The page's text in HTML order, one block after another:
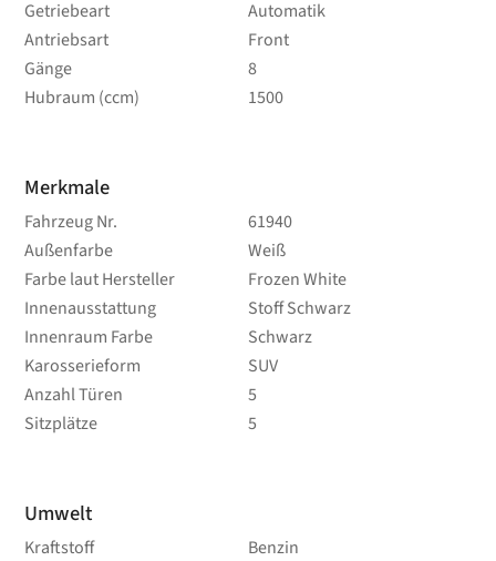
Getriebeart
Automatik
Antriebsart
Front
Gänge
8
Hubraum (ccm)
1500
Merkmale
Fahrzeug Nr.
61940
Außenfarbe
Weiß
Farbe laut Hersteller
Frozen White
Innenausstattung
Stoff Schwarz
Innenraum Farbe
Schwarz
Karosserieform
SUV
Anzahl Türen
5
Sitzplätze
5
Umwelt
Kraftstoff
Benzin